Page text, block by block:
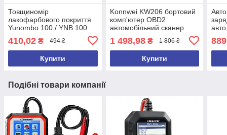
Товщиномір
лакофарбового покриття
Yunombo 100 / YNB 100
YNB-100 + БАТАРЕЙКИ та
ЧЕХОЛ
410,02 ₴ 494 ₴
Купити
Konnwei KW206 бортовий
комп'ютер OBD2
автомобільний сканер
1 498,98₴ 1 806 ₴
Купити
Подібні товари компанії